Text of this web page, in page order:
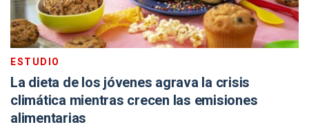
ESTUDIO
La dieta de los jóvenes agrava la crisis
climática mientras crecen las emisiones
alimentarias